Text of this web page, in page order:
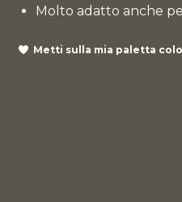
Molto adatto anche
Metti sulla mia paletta